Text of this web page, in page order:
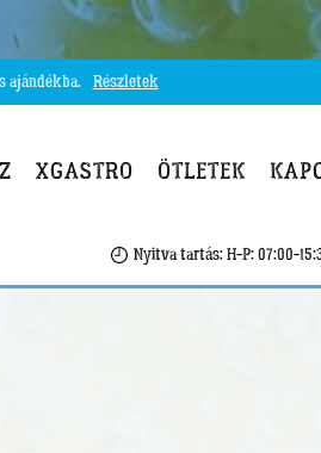
ajándékba. Részletek
XGASTRO ÖTLETEK
Nyitva tartás: H-P: 07:00-